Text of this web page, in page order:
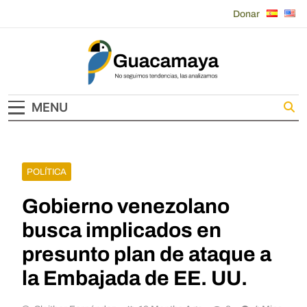
Donar
Guacamaya
MENU
POLÍTICA
Gobierno venezolano
busca implicados en
presunto plan de ataque a
la Embajada de EE. UU.